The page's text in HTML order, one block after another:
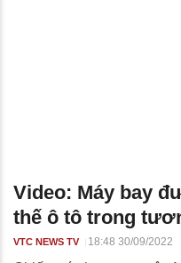
Video: Máy bay
thế ô tô trong
VTC NEWS TV 18:48 30/09/2022